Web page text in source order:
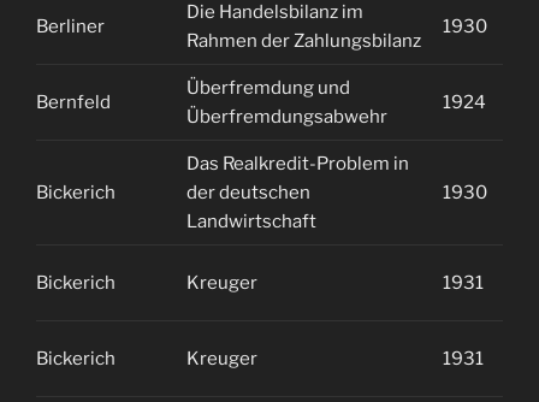
Berliner
Die Handelsbilanz im
Rahmen der Zahlungsbilanz
1930
Bernfeld
Überfremdung und
Überfremdungsabwehr
1924
Bickerich
Das Realkredit-Problem in
der deutschen
Landwirtschaft
1930
Bickerich Kreuger 1931
Bickerich Kreuger 1931